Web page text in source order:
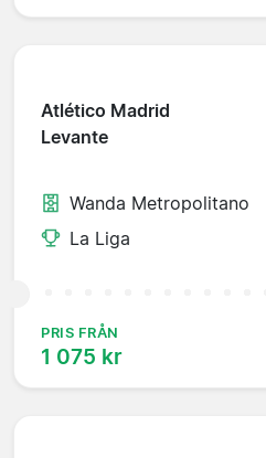
Atlético Madrid
Levante
Wanda Metropolitano
La Liga
PRIS FRÅN
1 075 kr